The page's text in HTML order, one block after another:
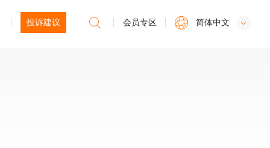
投诉建议 会员专区 简体中文